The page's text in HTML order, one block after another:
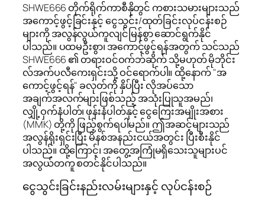
SHWE666 တိုက်ရိုက်ကာစီနိုတွင် ကစားသမားများသည်
အကောင့်ဖွင့်ခြင်းနှင့် ငွေသွင်း/ထုတ်ခြင်းလုပ်ငန်းစဉ်
များကို အလွန်လွယ်ကူလျင်မြန်စွာ ဆောင်ရွက်နိုင်
ပါသည်။ ပထမဦးစွာ၊ အကောင့်ဖွင့်ရန်အတွက် သင်သည်
SHWE666 ၏ တရားဝင်ဝက်ဘ်ဆိုက် သို့မဟုတ် မိုဘိုင်း
လ်အက်ပလီကေးရှင်းသို့ ဝင်ရောက်ပါ။ ထို့နောက် "အ
ကောင့်ဖွင့်ရန်" ခလုတ်ကို နှိပ်ပြီး လိုအပ်သော
အချက်အလက်များဖြစ်သည့် အသုံးပြုသူအမည်၊
လျှို့ဝှက်နံပါတ်၊ ဖုန်းနံပါတ်နှင့် ငွေကြေးအမျိုးအစား
(MMK) တို့ကို ဖြည့်စွက်ရပါမည်။ ဤအဆင့်များသည်
အလွန်ရိုးရှင်းပြီး မိနစ်အနည်းငယ်အတွင်း ပြီးစီးနိုင်
ပါသည်။ ထို့ကြောင့်၊ အတွေ့အကြုံမရှိသေးသူများပင်
အလွယ်တကူ စတင်နိုင်ပါသည်။
ငွေသွင်းခြင်းနည်းလမ်းများနှင့် လုပ်ငန်းစဉ်